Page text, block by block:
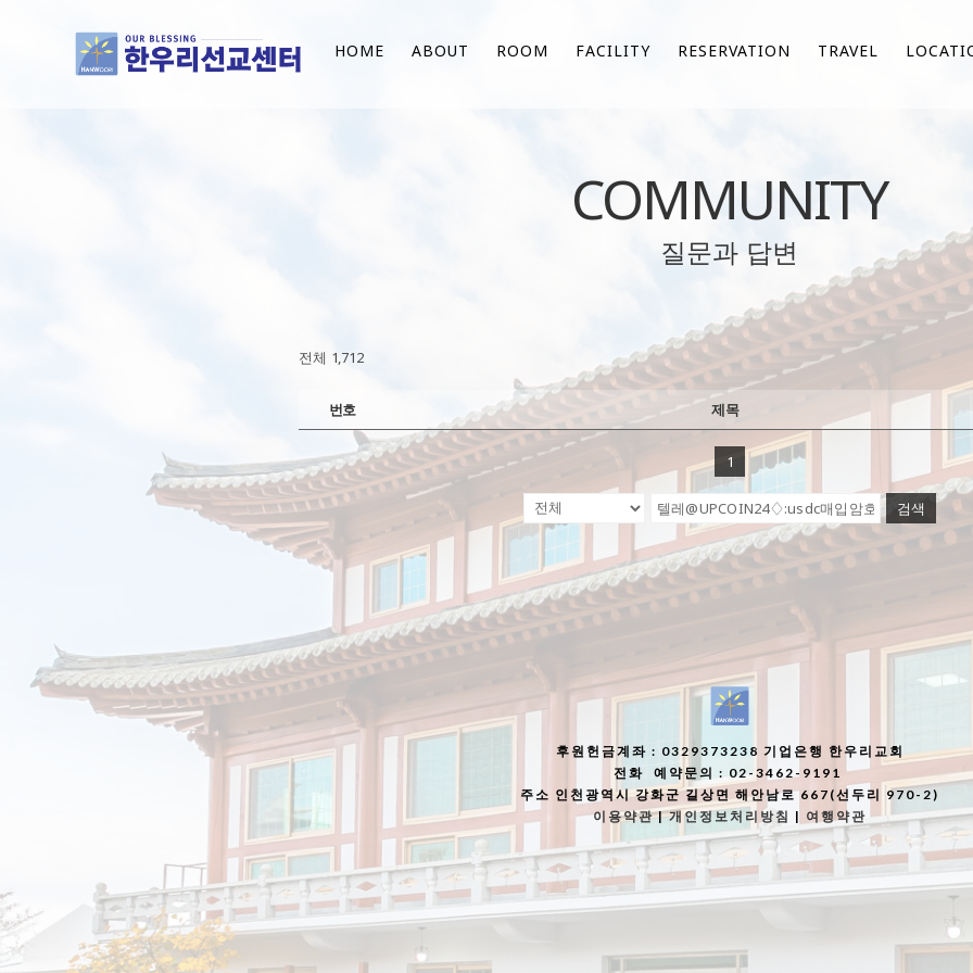
HOME ABOUT ROOM FACILITY RESERVATION TRAVEL
COMMUNITY
질문과 답변
전체 1,712
번호 제목
1
검색
후원헌금계좌 : 0329373238 기업은행 한우리교회
전화
예약문의 : 02-3462-9191
주소 인천광역시 강화군 길상면 해안남로 667(선두리 970-2)
이용약관|개인정보처리방침 | 여행약관